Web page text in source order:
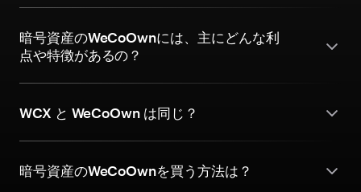
暗号資産のWeCoOwnには、主にどんな利
点や特徴があるの？
WCX と WeCoOwn は同じ？
暗号資産のWeCoOwnを買う方法は？